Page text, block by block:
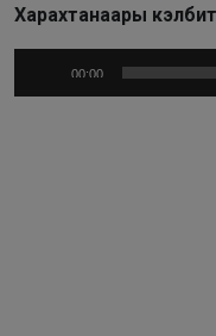
Харахтанаары
00:00